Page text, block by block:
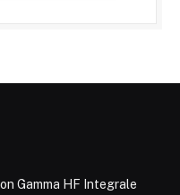
Gamma HF Integrale